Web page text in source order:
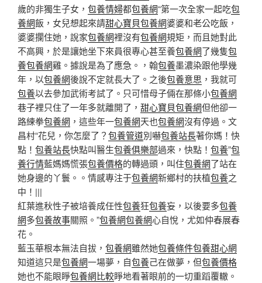
歲的非獨生子女， 包養情婦都包養網“第一次全家一起吃包
養網飯，女兒想起來請甜心寶貝包養網婆婆和老公吃飯，
婆婆攔住她，說家包養網裡沒有包養網規矩，而且她對此
不高興，於是讓她坐下來員很專心甚至養包養網了幾隻包
養包養網雞。據說是為了應急。，翰包養墨濃染跟他學幾
年，以包養網後說不定就長大了。之後包養意思 ，我就可
包養以去參加武術考試了。只可惜母子倆在那條小包養網
巷子裡只住了一年多就離開了， 甜心寶貝包養網但他卻一
路練拳包養網 ，這些年一包養網天也包養網沒有停過。文
昌村“花兒，你怎麼了？包養管道別嚇包養站長著你媽！快
點！ 包養站長快點叫醫生包養俱樂部過來，快點！ 包養”包
養行情藍媽媽慌張包養價格的轉過頭，叫住包養網了站在
她身邊的丫鬟。。情感專注于包養網新鄉村的扶植包養之
中！|||
紅葉進秋性子被培養成任性包養狂包養妄，以後要多包養
網多包養故事關照。”包養網包養網心自悅，尤如仲春展春
花。
藍玉華根本無法自拔， 包養網雖然她包養條件包養甜心網
知道這只是包養網一場夢，自包養己在做夢，但包養價格
她也不能眼睜包養網比較睜地看著眼前的一切重蹈覆轍。